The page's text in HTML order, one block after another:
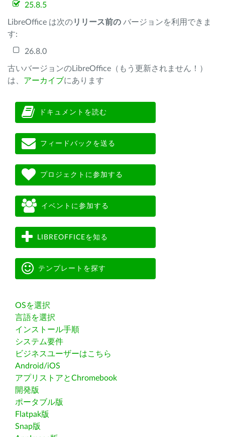
25.8.5
LibreOffice は次のリリース前の バージョンを利用できま
す:
26.8.0
古いバージョンのLibreOffice（もう更新されません！）
は、 アーカイブにあります
ドキュメントを読む
フィードバックを送る
プロジェクトに参加する
イベントに参加する
LIBREOFFICEを知る
テンプレートを探す
OSを選択
言語を選択
インストール手順
システム要件
ビジネスユーザーはこちら
Android/iOS
アプリストアとChromebook
開発版
ポータブル版
Flatpak版
Snap版